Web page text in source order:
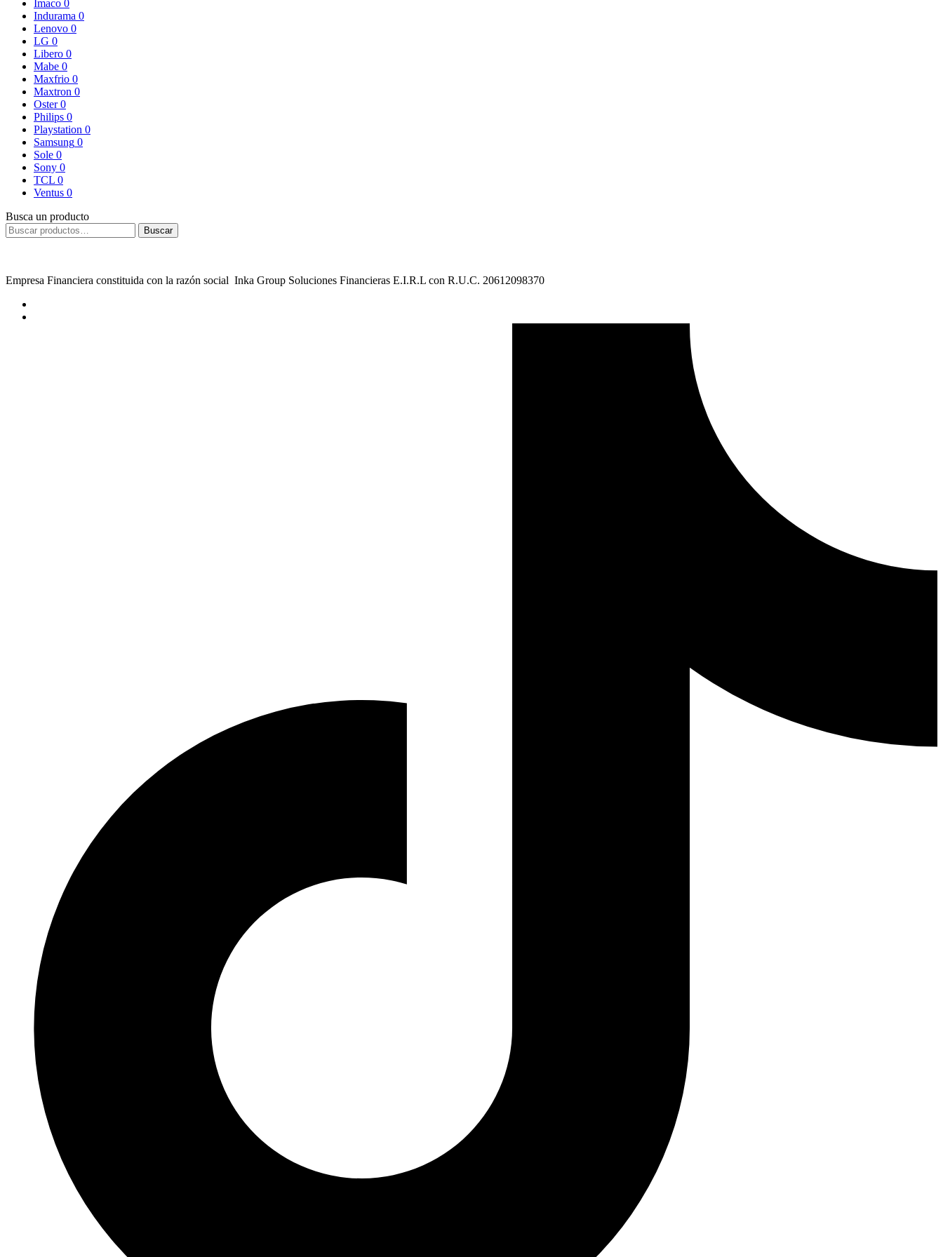
Imaco 0
Indurama 0
Lenovo 0
LG 0
Libero 0
Mabe 0
Maxfrio 0
Maxtron 0
Oster 0
Philips 0
Playstation 0
Samsung 0
Sole 0
Sony 0
TCL 0
Ventus 0
Busca un producto
Buscar
Empresa Financiera constituida con la razón social Inka Group Soluciones Financieras E.I.R.L con R.U.C. 20612098370